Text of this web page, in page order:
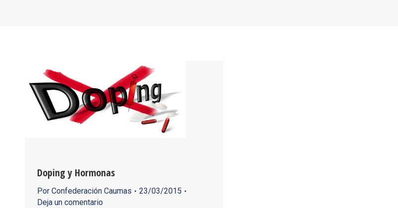
Doping y Hormonas
Por Confederación Caumas
23/03/2015
Deja un comentario